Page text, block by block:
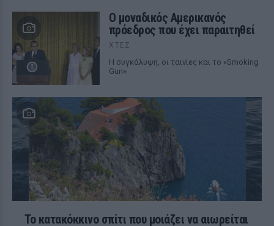
Ο μοναδικός Αμερικανός
πρόεδρος που έχει παραιτηθεί
ΧΤΕΣ
Η συγκάλυψη, οι ταινίες και το «Smoking
Gun»
Το κατακόκκινο σπίτι που μοιάζει να αιωρείται